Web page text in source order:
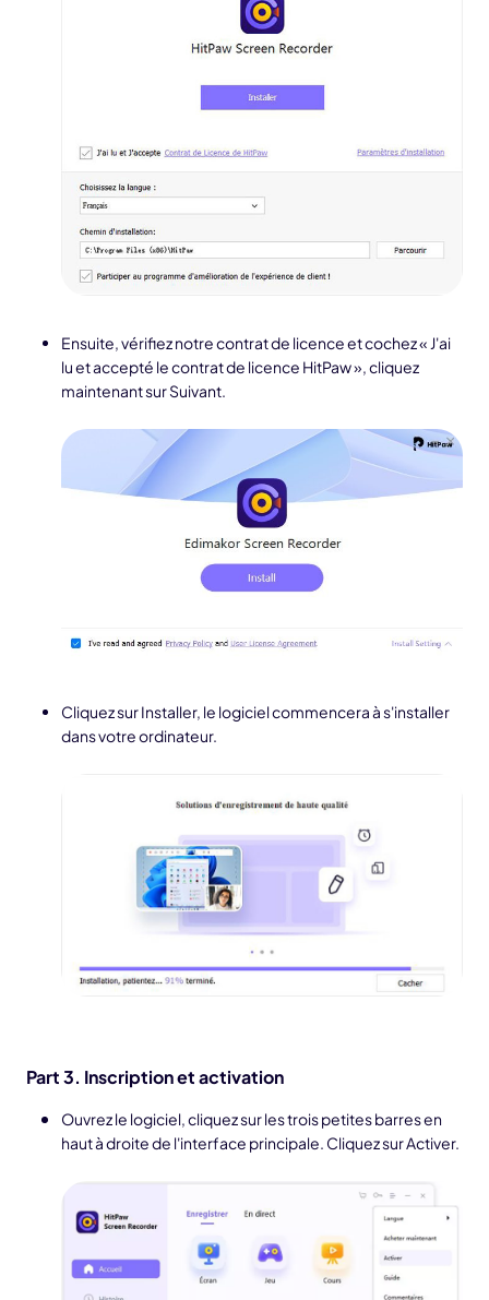
Ensuite, vérifiez notre contrat de licence et cochez « J'ai
lu et accepté le contrat de licence HitPaw », cliquez
maintenant sur Suivant.
Cliquez sur Installer, le logiciel commencera à s'installer
dans votre ordinateur.
Part 3. Inscription et activation
Ouvrez le logiciel, cliquez sur les trois petites barres en
haut à droite de l'interface principale. Cliquez sur Activer.